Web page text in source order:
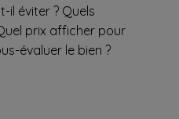
il éviter ? Quels
prix afficher pour
évaluer le bien ?